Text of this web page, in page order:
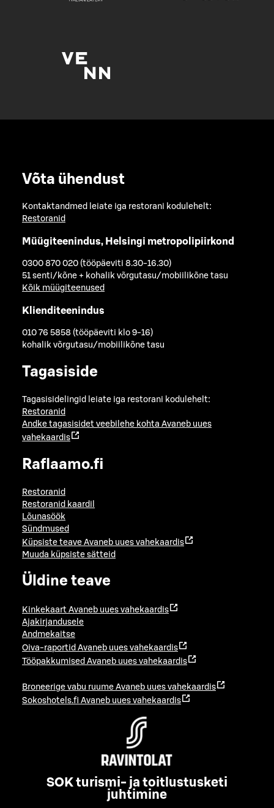
Võta ühendust
Kontaktandmed leiate iga restorani kodulehelt:
Restoranid
Müügiteenindus, Helsingi metropolipiirkond
0300 870 020 (tööpäeviti 8.30-16.30)
51 senti/kõne + kohalik võrgutasu/mobiilikõne tasu
Kõik müügiteenused
Klienditeenindus
010 76 5858 (tööpäeviti klo 9-16)
kohalik võrgutasu/mobiilikõne tasu
Tagasiside
Tagasisidelingid leiate iga restorani kodulehelt:
Restoranid
Andke tagasisidet veebilehe kohta Avaneb uues
vahekaardis
Raflaamo.fi
Restoranid
Restoranid kaardil
Lõunasöök
Sündmused
Küpsiste teave Avaneb uues vahekaardis
Muuda küpsiste sätteid
Üldine teave
Kinkekaart Avaneb uues vahekaardis
Ajakirjandusele
Andmekaitse
Oiva-raportid Avaneb uues vahekaardis
Tööpakkumised Avaneb uues vahekaardis
Broneerige vabu ruume Avaneb uues vahekaardis
Sokoshotels.fi Avaneb uues vahekaardis
SOK turismi- ja toitlustusketi
juhtimine